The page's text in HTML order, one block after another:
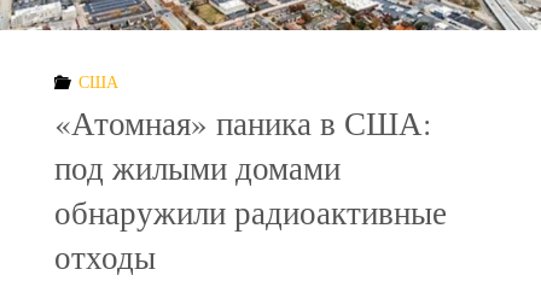
стекла"
США
«Атомная» паника в США:
под жилыми домами
обнаружили радиоактивные
отходы